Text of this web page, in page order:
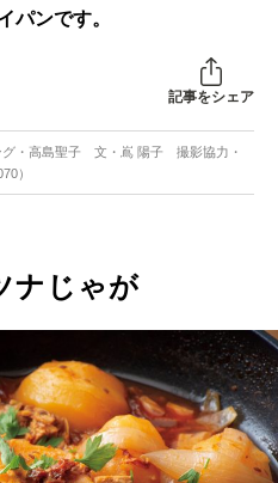
パンです。
記事をシェア
・高島聖子 文・嶌 陽子 撮影協力・
）
ナじゃが